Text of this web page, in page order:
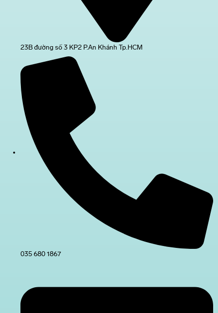
23B đường số 3 KP2 P.An Khánh Tp.HCM
035 680 1867